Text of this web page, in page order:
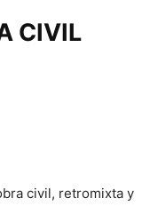
CIVIL
civil, retromixta y